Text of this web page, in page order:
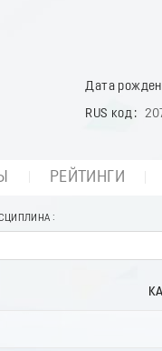
Дата
RUS код
РЕЙТИНГИ